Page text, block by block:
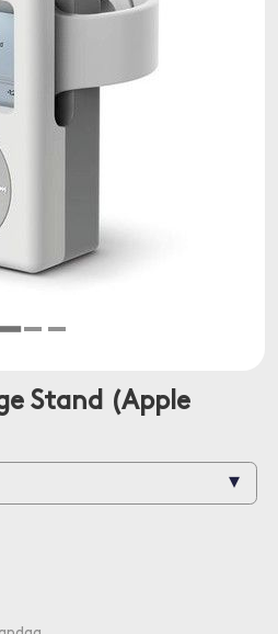
Stand (Apple
▾